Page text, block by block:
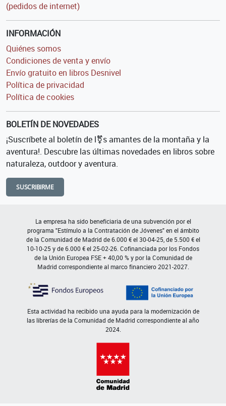
(pedidos de internet)
INFORMACIÓN
Quiénes somos
Condiciones de venta y envío
Envío gratuito en libros Desnivel
Política de privacidad
Política de cookies
BOLETÍN DE NOVEDADES
¡Suscríbete al boletín de l⚧s amantes de la montaña y la
aventura!. Descubre las últimas novedades en libros sobre
naturaleza, outdoor y aventura.
SUSCRIBIRME
La empresa ha sido beneficiaria de una subvención por el
programa "Estímulo a la Contratación de Jóvenes" en el ámbito
de la Comunidad de Madrid de 6.000 € el 30-04-25, de 5.500 € el
10-10-25 y de 6.000 € el 25-02-26. Cofinanciada por los Fondos
de la Unión Europea FSE + 40,00 % y por la Comunidad de
Madrid correspondiente al marco financiero 2021-2027.
Esta actividad ha recibido una ayuda para la modernización de
las librerías de la Comunidad de Madrid correspondiente al año
2024.